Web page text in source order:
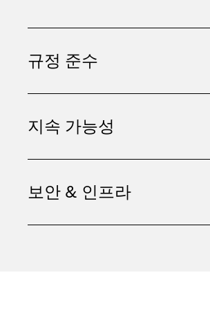
규정 준수
지속 가능성
보안 & 인프라